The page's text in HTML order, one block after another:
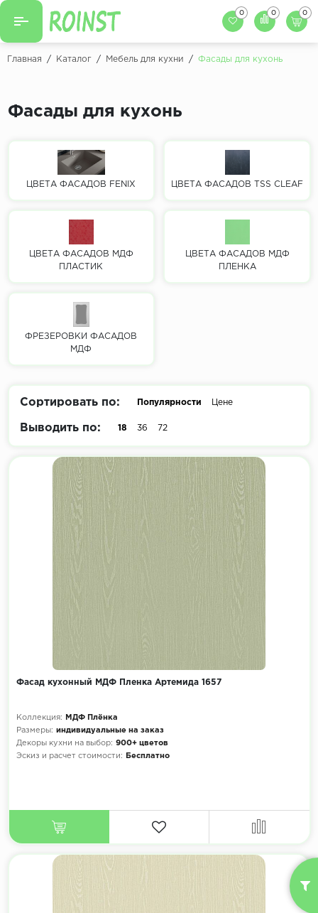
Назад Назад
Кухонный фартук
Декоры фасадов
Декоры столешниц
Декоры кухонных фартуков
0 0 0
Главная / Каталог / Мебель для кухни / Фасады для кухонь
Фасады для кухонь
ЦВЕТА ФАСАДОВ FENIX ЦВЕТА ФАСАДОВ TSS CLEAF
ЦВЕТА ФАСАДОВ МДФ
ПЛАСТИК
ЦВЕТА ФАСАДОВ МДФ
ПЛЕНКА
ФРЕЗЕРОВКИ ФАСАДОВ
МДФ
Сортировать по: Популярности Цене
Выводить по: 18 36 72
Фасад кухонный МДФ Пленка Артемида 1657
Коллекция:
МДФ Плёнка
Размеры: индивидуальные на заказ
Декоры кухни на выбор: 900+ цветов
Эскиз и расчет стоимости:
Бесплатно